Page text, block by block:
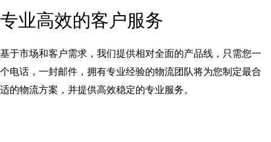
专业高效的客户服务
基于市场和客户需求，我们提供相对全面的产品线，只需您一
个电话，一封邮件，拥有专业经验的物流团队将为您制定最合
适的物流方案，并提供高效稳定的专业服务。